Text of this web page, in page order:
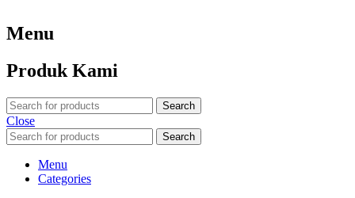
Menu
Produk Kami
Search
Close
Search
Menu
Categories